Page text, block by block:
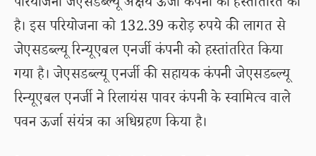
है। इस परियोजना को 132.39 करोड़ रुपये की लागत से
जेएसडब्ल्यू रिन्यूएबल एनर्जी कंपनी को हस्तांतरित किया
गया है। जेएसडब्ल्यू एनर्जी की सहायक कंपनी जेएसडब्ल्यू
रिन्यूएबल एनर्जी ने रिलायंस पावर कंपनी के स्वामित्व वाले
पवन ऊर्जा संयंत्र का अधिग्रहण किया है।